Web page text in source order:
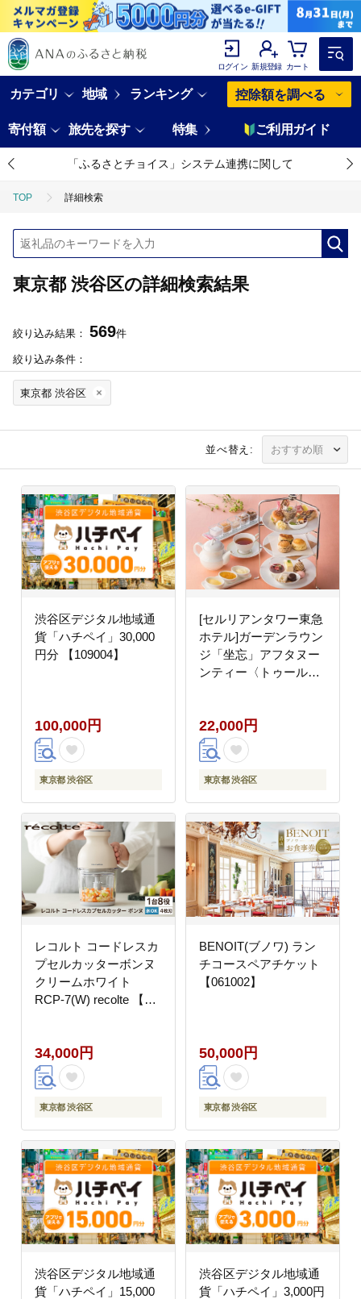
ログイン 新規登録 カート
カテゴリ 地域 ランキング 控除額を調べる
寄付額 旅先を探す 特集 ご利用ガイド
「ふるさとチョイス」システム連携に関して
TOP 詳細検索
東京都 渋谷区の詳細検索結果
絞り込み結果： 569件
絞り込み条件：
東京都 渋谷区
並べ替え:
渋谷区デジタル地域通
貨「ハチペイ」30,000
円分 【109004】
100,000円
東京都 渋谷区
[セルリアンタワー東急
ホテル]ガーデンラウン
ジ「坐忘」アフタヌー
ンティー〈トゥール
22,000円
東京都 渋谷区
レコルト コードレスカ
プセルカッターボンヌ
クリームホワイト
RCP-7(W) recolte 【コ
ッチン 調理 家電】
【223008】
34,000円
東京都 渋谷区
BENOIT(ブノワ) ラン
チコースペアチケット
【061002】
50,000円
東京都 渋谷区
渋谷区デジタル地域通
貨「ハチペイ」15,000
渋谷区デジタル地域通
貨「ハチペイ」3,000円